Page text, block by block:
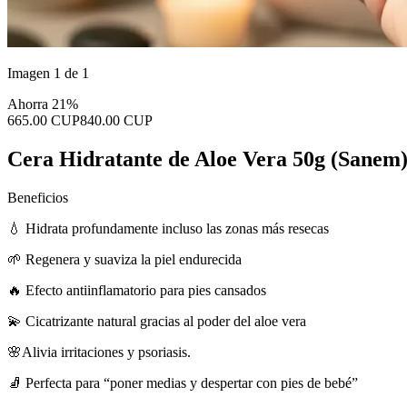
Imagen 1 de 1
Ahorra 21%
665.00 CUP840.00 CUP
Cera Hidratante de Aloe Vera 50g (Sanem)
Beneficios
💧 Hidrata profundamente incluso las zonas más resecas
🌱 Regenera y suaviza la piel endurecida
🔥 Efecto antiinflamatorio para pies cansados
💫 Cicatrizante natural gracias al poder del aloe vera
🌸Alivia irritaciones y psoriasis.
🧦 Perfecta para “poner medias y despertar con pies de bebé”